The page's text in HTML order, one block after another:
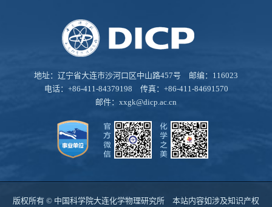
地址：辽宁省大连市沙河口区中山路457号 邮编：116023
电话：+86-411-84379198 传真：+86-411-84691570
邮件： xxgk@dicp.ac.cn
版权所有 © 中国科学院大连化学物理研究所 本站内容如涉及知识产权